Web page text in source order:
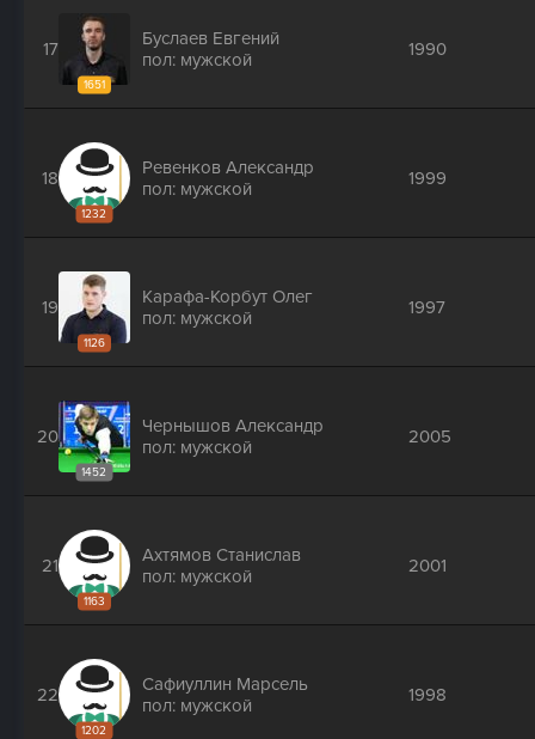
17
1651
Буслаев Евгений
пол: мужской
1990
18
1232
Ревенков Александр
пол: мужской
1999
19
1126
Карафа-Корбут Олег
пол: мужской
1997
20
1452
Чернышов Александр
пол: мужской
2005
21
1163
Ахтямов Станислав
пол: мужской
2001
22
1202
Сафиуллин Марсель
пол: мужской
1998